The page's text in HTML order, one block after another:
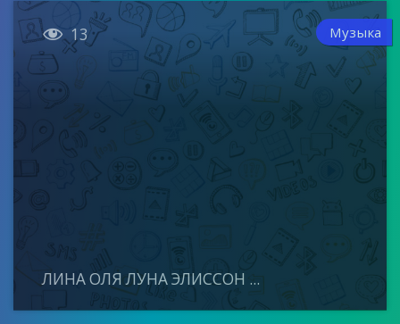
 13 Музыка
ЛИНА ОЛЯ ЛУНА ЭЛИССОН ...